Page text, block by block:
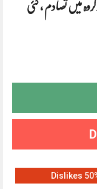
میں تصادم ، کئی
50%